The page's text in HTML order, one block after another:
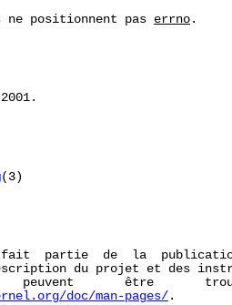
ne positionnent pas
errno .
(3)
partie  de  la
du projet et des
peuvent       être
doc/man-pages/ .